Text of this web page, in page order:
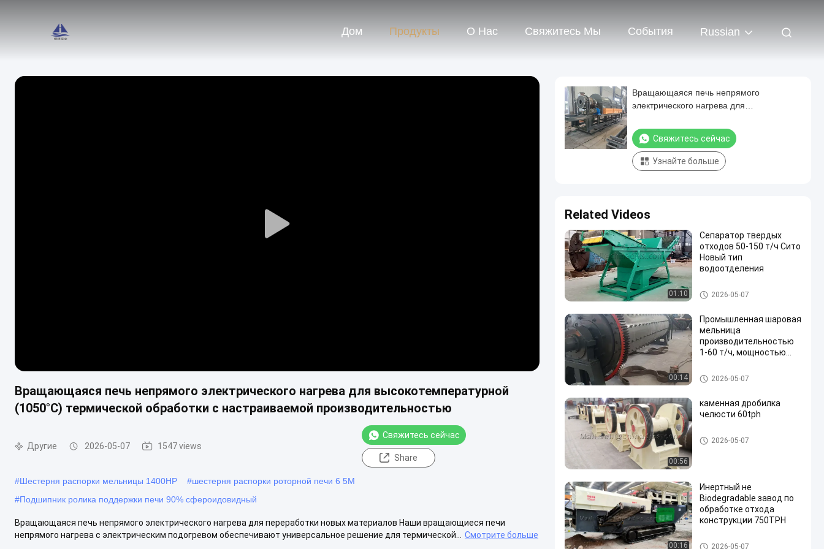
Дом Продукты О Нас Свяжитесь Мы События Russian
Play
Вращающаяся печь непрямого электрического нагрева для высокотемпературной
(1050°C) термической обработки с настраиваемой производительностью
Другие 2026-05-07 1547 views
Свяжитесь сейчас
Share
#Шестерня распорки мельницы 1400HP #шестерня распорки роторной печи 6 5M
#Подшипник ролика поддержки печи 90% сфероидовидный
Вращающаяся печь непрямого электрического нагрева для переработки новых материалов Наши вращающиеся печи
непрямого нагрева с электрическим подогревом обеспечивают универсальное решение для термической...
Смотрите больше
Вращающаяся печь непрямого
электрического нагрева для
термической обработки с настраиваемой
производительностью
Свяжитесь сейчас
Узнайте больше
Related Videos
01:10
Сепаратор твердых
отходов 50-150 т/ч Сито
Новый тип
водоотделения
Другие2026-05-07
00:14
Промышленная шаровая
мельница
производительностью
1-60 т/ч, мощностью
мокрого измельчения
Другие2026-05-07
00:56
каменная дробилка
челюсти 60tph
Другие2026-05-07
00:16
Инертный не
Biodegradable завод по
обработке отхода
конструкции 750TPH
Другие2026-05-07